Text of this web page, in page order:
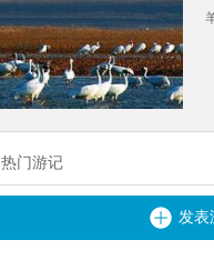
热门游记
发表